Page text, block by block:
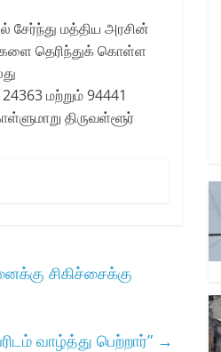
சேர்ந்து மத்திய அரசின்
தெரிந்துக் கொள்ள
மற்றும் 94441
திருவள்ளூர்
சிகிச்சைக்கு
வாழ்த்து பெற்றார்” →